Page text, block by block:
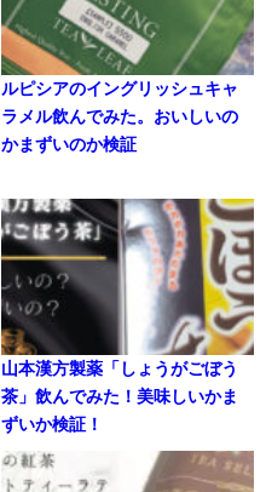
ルピシアのイングリッシュキャ
ラメル飲んでみた。おいしいの
かまずいのか検証
山本漢方製薬「しょうがごぼう
茶」飲んでみた！美味しいかま
ずいか検証！